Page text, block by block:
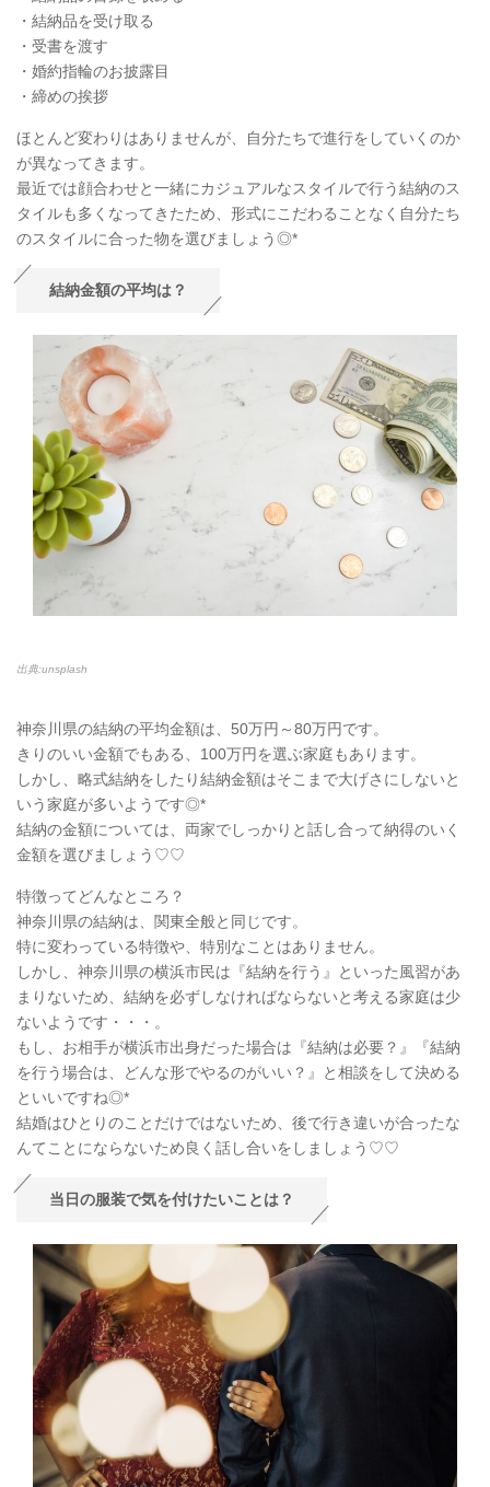
・結納品を受け取る
・受書を渡す
・婚約指輪のお披露目
・締めの挨拶
ほとんど変わりはありませんが、自分たちで進行をしていくのか
が異なってきます。
最近では顔合わせと一緒にカジュアルなスタイルで行う結納のス
タイルも多くなってきたため、形式にこだわることなく自分たち
のスタイルに合った物を選びましょう◎*
結納金額の平均は？
出典:unsplash
神奈川県の結納の平均金額は、50万円～80万円です。
きりのいい金額でもある、100万円を選ぶ家庭もあります。
しかし、略式結納をしたり結納金額はそこまで大げさにしないと
いう家庭が多いようです◎*
結納の金額については、両家でしっかりと話し合って納得のいく
金額を選びましょう♡♡
特徴ってどんなところ？
神奈川県の結納は、関東全般と同じです。
特に変わっている特徴や、特別なことはありません。
しかし、神奈川県の横浜市民は『結納を行う』といった風習があ
まりないため、結納を必ずしなければならないと考える家庭は少
ないようです・・・。
もし、お相手が横浜市出身だった場合は『結納は必要？』『結納
を行う場合は、どんな形でやるのがいい？』と相談をして決める
といいですね◎*
結婚はひとりのことだけではないため、後で行き違いが合ったな
んてことにならないため良く話し合いをしましょう♡♡
当日の服装で気を付けたいことは？